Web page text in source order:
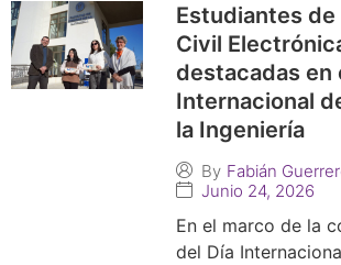
Estudiantes
Civil
destacadas en
Internacional
la Ingeniería
By Fabián
Junio 24, 2026
En el marco de la
del Día